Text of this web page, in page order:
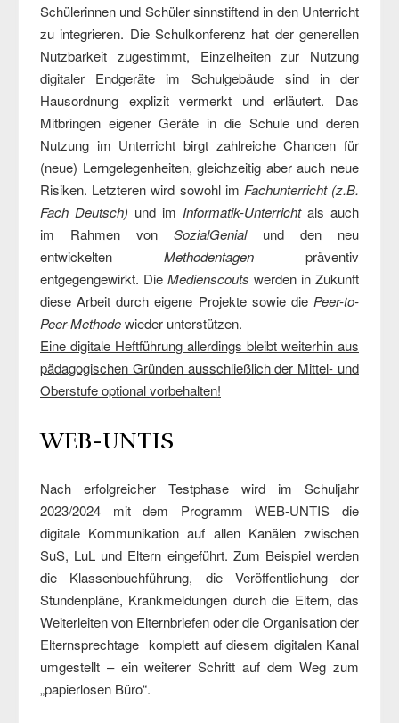
Schülerinnen und Schüler sinnstiftend in den Unterricht
zu integrieren. Die Schulkonferenz hat der generellen
Nutzbarkeit zugestimmt, Einzelheiten zur Nutzung
digitaler Endgeräte im Schulgebäude sind in der
Hausordnung explizit vermerkt und erläutert. Das
Mitbringen eigener Geräte in die Schule und deren
Nutzung im Unterricht birgt zahlreiche Chancen für
(neue) Lerngelegenheiten, gleichzeitig aber auch neue
Risiken. Letzteren wird sowohl im Fachunterricht (z.B.
Fach Deutsch) und im Informatik-Unterrichtals auch
im Rahmen von SozialGenialund den neu
entwickelten Methodentagen präventiv
entgegengewirkt. Die Medienscouts werden in Zukunft
diese Arbeit durch eigene Projekte sowie die Peer-to-
Peer-Methodewieder unterstützen.
Eine digitale Heftführung allerdings bleibt weiterhin aus
pädagogischen Gründen ausschließlich der Mittel- und
Oberstufe optional vorbehalten!
WEB-UNTIS
Nach erfolgreicher Testphase wird im Schuljahr
2023/2024 mit dem Programm WEB-UNTIS die
digitale Kommunikation auf allen Kanälen zwischen
SuS, LuL und Eltern eingeführt. Zum Beispiel werden
die Klassenbuchführung, die Veröffentlichung der
Stundenpläne, Krankmeldungen durch die Eltern, das
Weiterleiten von Elternbriefen oder die Organisation der
Elternsprechtage komplett auf diesem digitalen Kanal
umgestellt – ein weiterer Schritt auf dem Weg zum
„papierlosen Büro“.